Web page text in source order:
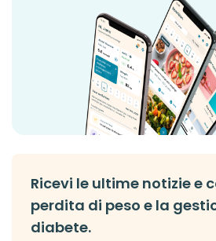
Ricevi le ultime notizie e
perdita di peso e la
diabete.